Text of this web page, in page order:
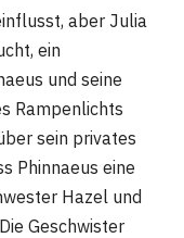
aber Julia
ein
und seine
Rampenlichts
sein privates
Phinnaeus eine
Hazel und
Geschwister